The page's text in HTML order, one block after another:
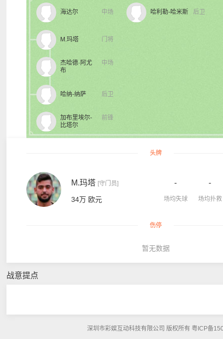
中场
海达尔
门将
M.玛塔
中场
杰哈德·阿尤
布
后卫
哈纳-纳萨
前锋
加布里埃尔-
比塔尔
后卫
哈利勒-哈米斯
头牌
M.玛塔 [守门员]
34万 欧元
-
场均失球
-
场均扑救
伤停
暂无数据
战意提点
深圳市彩娱互动科技有限公司 版权所有 粤ICP备